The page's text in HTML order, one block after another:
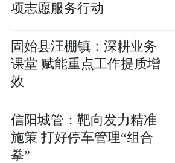
项志愿服务行动
固始县汪棚镇：深耕业务
课堂 赋能重点工作提质增
效
信阳城管：靶向发力精准
施策 打好停车管理“组合
拳”